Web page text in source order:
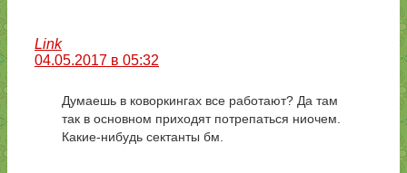
Link
04.05.2017 в 05:32
Думаешь в коворкингах все работают? Да там
так в основном приходят потрепаться ниочем.
Какие-нибудь сектанты бм.